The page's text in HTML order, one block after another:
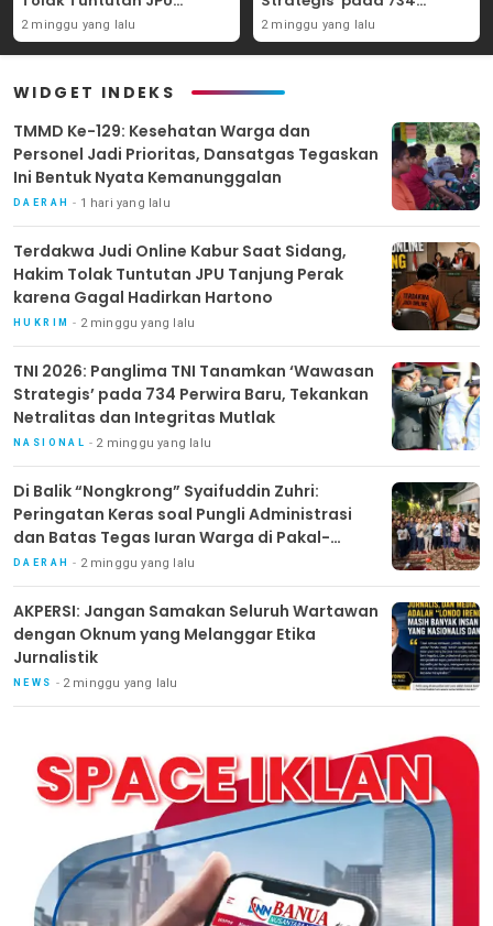
Tanjung Perak karena
Gagal Hadirkan Hartono
2 minggu yang lalu
Perwira Baru, Tekankan
Netralitas dan Integritas
2 minggu yang lalu
WIDGET INDEKS
TMMD Ke-129: Kesehatan Warga dan
Personel Jadi Prioritas, Dansatgas Tegaskan
Ini Bentuk Nyata Kemanunggalan
DAERAH 1 hari yang lalu
Terdakwa Judi Online Kabur Saat Sidang,
Hakim Tolak Tuntutan JPU Tanjung Perak
karena Gagal Hadirkan Hartono
HUKRIM 2 minggu yang lalu
TNI 2026: Panglima TNI Tanamkan ‘Wawasan
Strategis’ pada 734 Perwira Baru, Tekankan
Netralitas dan Integritas Mutlak
NASIONAL 2 minggu yang lalu
Di Balik “Nongkrong” Syaifuddin Zuhri:
Peringatan Keras soal Pungli Administrasi
dan Batas Tegas Iuran Warga di Pakal-
Benowo
DAERAH 2 minggu yang lalu
AKPERSI: Jangan Samakan Seluruh Wartawan
dengan Oknum yang Melanggar Etika
Jurnalistik
NEWS 2 minggu yang lalu